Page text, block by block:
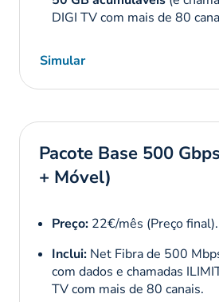
DIGI TV com mais de 80
Simular
Pacote Base 500
+ Móvel)
Preço: 22€/mês (Preço final).
Inclui: Net Fibra de 500
com dados e chamadas
TV com mais de 80 canais.